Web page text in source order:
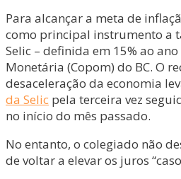
Para alcançar a meta de
como principal instrumento a
Selic – definida em 15% ao
Monetária (Copom) do BC. O
desaceleração da economia
da Selic pela terceira vez
no início do mês passado.
No entanto, o colegiado não
de voltar a elevar os juros